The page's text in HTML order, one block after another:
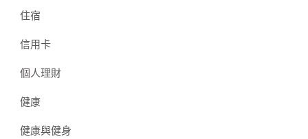
住宿
信用卡
個人理財
健康
健康與健身